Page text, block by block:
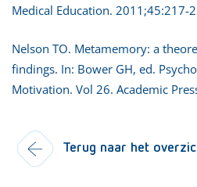
Medical Education. 2011;45:217-
Nelson TO. Metamemory: a
findings. In: Bower GH, ed.
Motivation. Vol 26. Academic
Terug naar het